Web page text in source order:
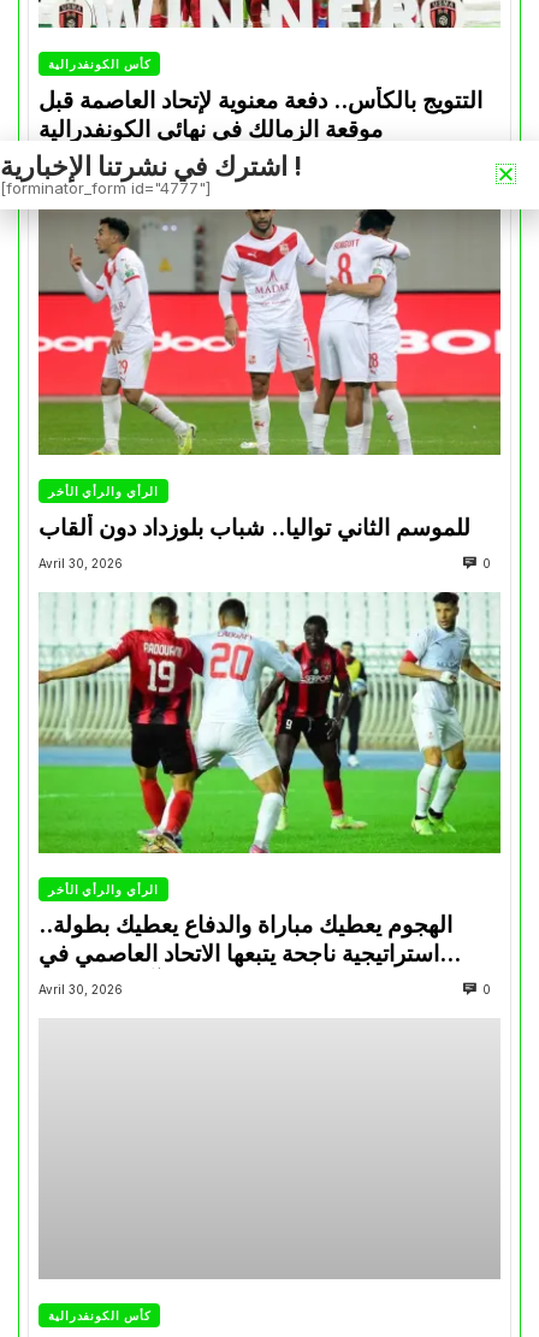
كأس الكونفدرالية
التتويج بالكأس.. دفعة معنوية لإتحاد العاصمة قبل
موقعة الزمالك في نهائي الكونفدرالية
Avril 30, 2026
الرأي والرأي الأخر
للموسم الثاني تواليا.. شباب بلوزداد دون ألقاب
Avril 30, 2026 0
الرأي والرأي الأخر
الهجوم يعطيك مباراة والدفاع يعطيك بطولة..
استراتيجية ناجحة يتبعها الاتحاد العاصمي في
تتويجاته آخر السنوات
Avril 30, 2026 0
كأس الكونفدرالية
اشترك في نشرتنا الإخبارية !
[forminator_form id="4777"]